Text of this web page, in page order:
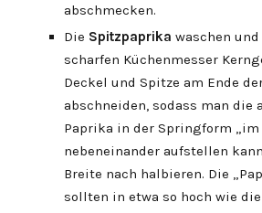
abschmecken.
Die Spitzpaprika waschen
scharfen Küchenmesser
Deckel und Spitze am Ende
abschneiden, sodass man die
Paprika in der Springform „im
nebeneinander aufstellen
Breite nach halbieren. Die
sollten in etwa so hoch wie